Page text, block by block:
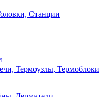
Станции
Термоузлы, Термоблоки